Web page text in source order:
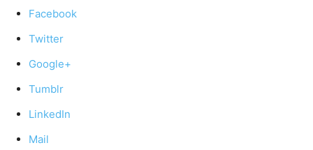
Facebook
Twitter
Google+
Tumblr
LinkedIn
Mail